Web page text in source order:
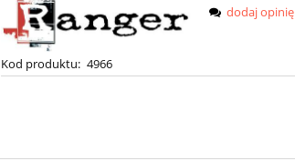
Kod produktu: 4966
dodaj opinię